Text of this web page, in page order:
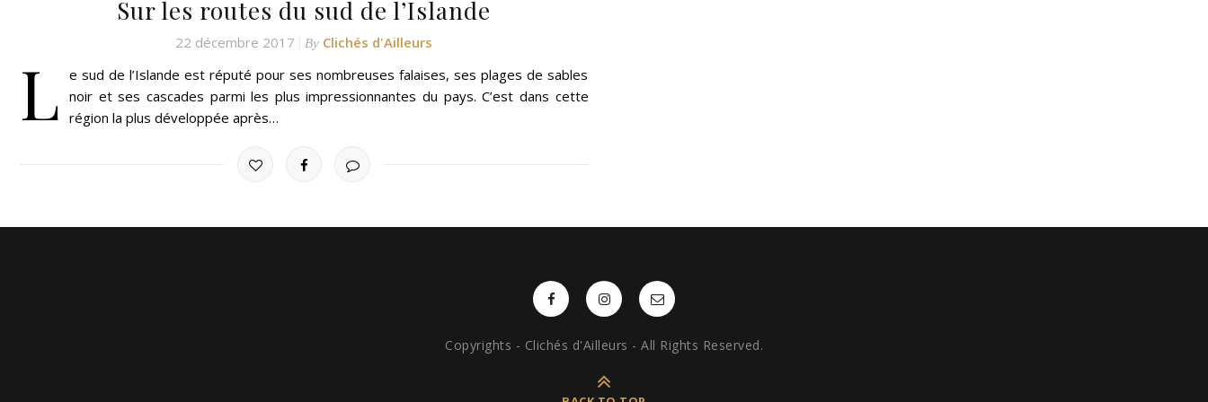
Sur les routes du sud de l’Islande
22 décembre 2017 By Clichés d'Ailleurs
L e sud de l’Islande est réputé pour ses nombreuses falaises, ses plages de sables
noir et ses cascades parmi les plus impressionnantes du pays. C’est dans cette
région la plus développée après…
Copyrights - Clichés d'Ailleurs - All Rights Reserved.